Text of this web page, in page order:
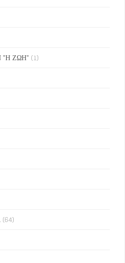
ΖΩΗ" (1)
(64)